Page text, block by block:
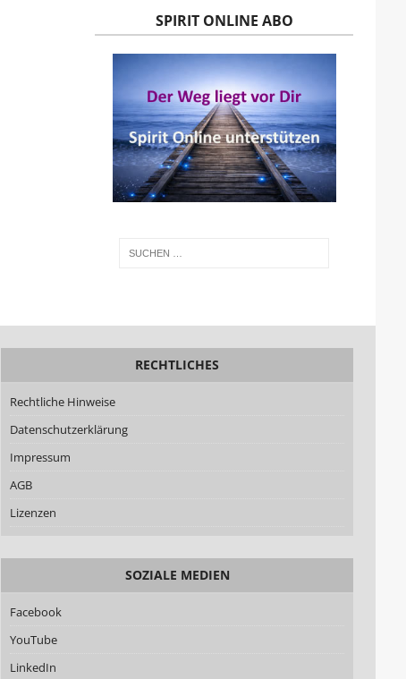
SPIRIT ONLINE ABO
RECHTLICHES
Rechtliche Hinweise
Datenschutzerklärung
Impressum
AGB
Lizenzen
SOZIALE MEDIEN
Facebook
YouTube
LinkedIn